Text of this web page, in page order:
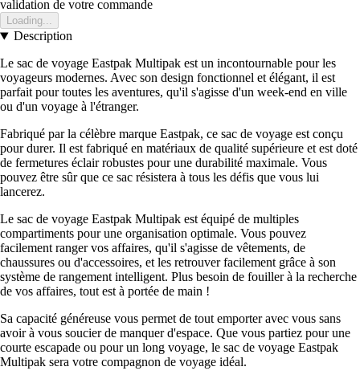
validation de votre commande
Loading...
Description
Le sac de voyage Eastpak Multipak est un incontournable pour les
voyageurs modernes. Avec son design fonctionnel et élégant, il est
parfait pour toutes les aventures, qu'il s'agisse d'un week-end en ville
ou d'un voyage à l'étranger.
Fabriqué par la célèbre marque Eastpak, ce sac de voyage est conçu
pour durer. Il est fabriqué en matériaux de qualité supérieure et est doté
de fermetures éclair robustes pour une durabilité maximale. Vous
pouvez être sûr que ce sac résistera à tous les défis que vous lui
lancerez.
Le sac de voyage Eastpak Multipak est équipé de multiples
compartiments pour une organisation optimale. Vous pouvez
facilement ranger vos affaires, qu'il s'agisse de vêtements, de
chaussures ou d'accessoires, et les retrouver facilement grâce à son
système de rangement intelligent. Plus besoin de fouiller à la recherche
de vos affaires, tout est à portée de main !
Sa capacité généreuse vous permet de tout emporter avec vous sans
avoir à vous soucier de manquer d'espace. Que vous partiez pour une
courte escapade ou pour un long voyage, le sac de voyage Eastpak
Multipak sera votre compagnon de voyage idéal.